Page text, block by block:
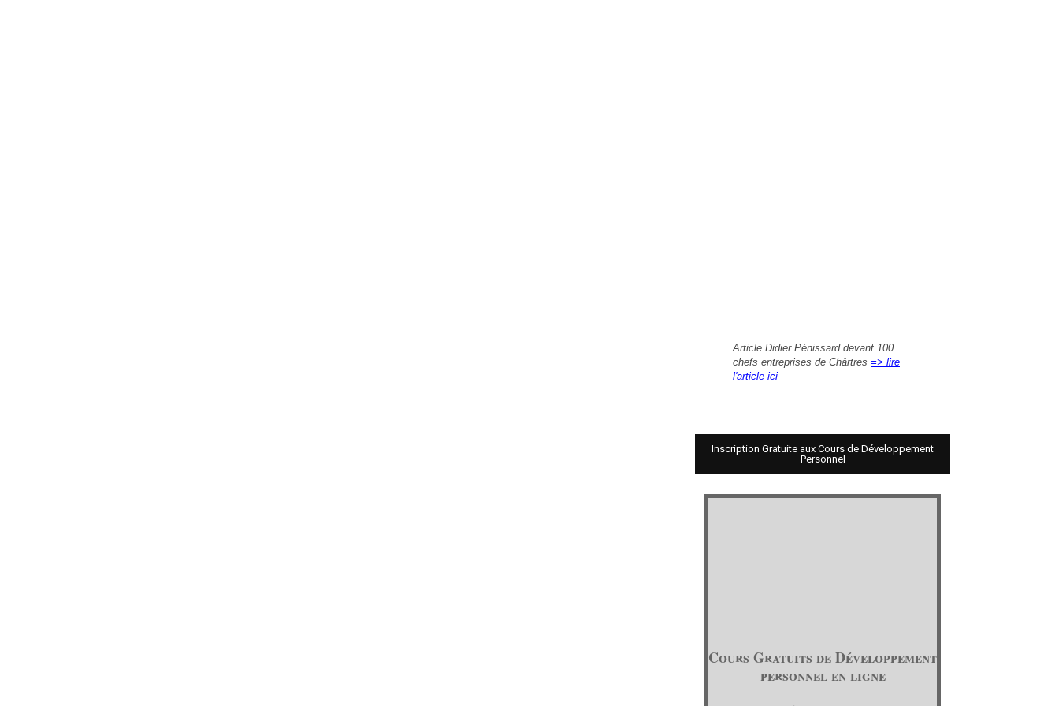
Article Didier Pénissard devant 100
chefs entreprises de Chârtres => lire
l'article ici
Inscription Gratuite aux Cours de Développement
Personnel
Cours Gratuits de Développement
personnel en ligne